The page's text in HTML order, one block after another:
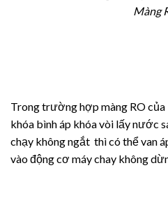
Màng
Trong trường hợp màng RO
khóa bình áp khóa vòi lấy nước
chạy không ngắt thì có thể van
vào động cơ máy chay không